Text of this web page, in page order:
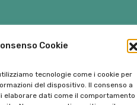
Cookie
tecnologie come i cookie per
del dispositivo. Il consenso a
dati come il comportamento